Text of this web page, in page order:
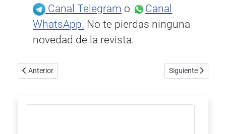
Canal Telegram o
Canal
WhatsApp. No te pierdas ninguna
novedad de la revista.
Artículo anterior: Cambridge Audio EXA100, amplificador
Anterior Artículo
Siguiente